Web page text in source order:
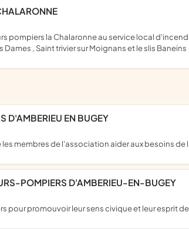
, Saint trivier sur Moignans et le slis Baneins
D'AMBERIEU EN BUGEY
membres de l'association aider aux besoins de
POMPIERS D'AMBERIEU-EN-BUGEY
pour promouvoir leur sens civique et leur esprit